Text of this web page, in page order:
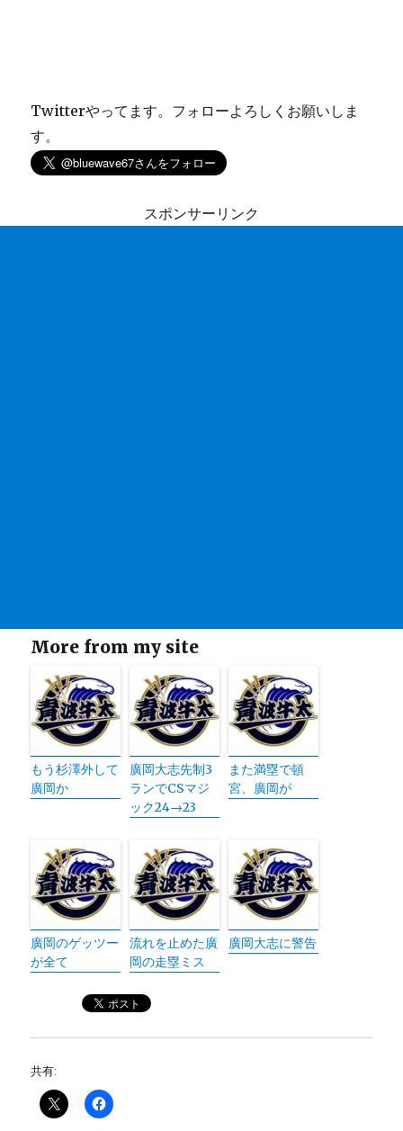
Twitterやってます。フォローよろしくお願いしま
す。
スポンサーリンク
More from my site
もう杉澤外して
廣岡か
廣岡大志先制3
ランでCSマジ
ック24→23
また満塁で頓
宮、廣岡が
廣岡のゲッツー
が全て
流れを止めた廣
岡の走塁ミス
廣岡大志に警告
共有: